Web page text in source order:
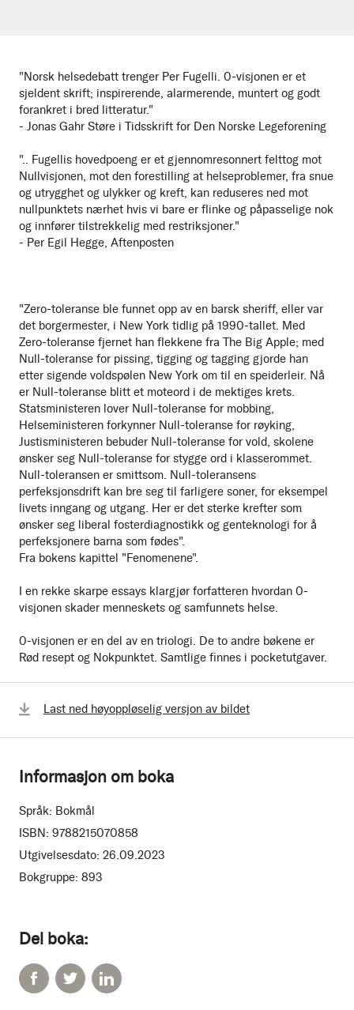
"Norsk helsedebatt trenger Per Fugelli. 0-visjonen er et
sjeldent skrift; inspirerende, alarmerende, muntert og godt
forankret i bred litteratur."
- Jonas Gahr Støre i Tidsskrift for Den Norske Legeforening
".. Fugellis hovedpoeng er et gjennomresonnert felttog mot
Nullvisjonen, mot den forestilling at helseproblemer, fra snue
og utrygghet og ulykker og kreft, kan reduseres ned mot
nullpunktets nærhet hvis vi bare er flinke og påpasselige nok
og innfører tilstrekkelig med restriksjoner."
- Per Egil Hegge, Aftenposten
"Zero-toleranse ble funnet opp av en barsk sheriff, eller var
det borgermester, i New York tidlig på 1990-tallet. Med
Zero-toleranse fjernet han flekkene fra The Big Apple; med
Null-toleranse for pissing, tigging og tagging gjorde han
etter sigende voldspølen New York om til en speiderleir. Nå
er Null-toleranse blitt et moteord i de mektiges krets.
Statsministeren lover Null-toleranse for mobbing,
Helseministeren forkynner Null-toleranse for røyking,
Justisministeren bebuder Null-toleranse for vold, skolene
ønsker seg Null-toleranse for stygge ord i klasserommet.
Null-toleransen er smittsom. Null-toleransens
perfeksjonsdrift kan bre seg til farligere soner, for eksempel
livets inngang og utgang. Her er det sterke krefter som
ønsker seg liberal fosterdiagnostikk og genteknologi for å
perfeksjonere barna som fødes".
Fra bokens kapittel "Fenomenene".
I en rekke skarpe essays klargjør forfatteren hvordan 0-
visjonen skader menneskets og samfunnets helse.
0-visjonen er en del av en triologi. De to andre bøkene er
Rød resept og Nokpunktet. Samtlige finnes i pocketutgaver.
Del boka:
Last ned høyoppløselig versjon av bildet
Informasjon om boka
Språk: Bokmål
ISBN: 9788215070858
Utgivelsesdato: 26.09.2023
Bokgruppe: 893